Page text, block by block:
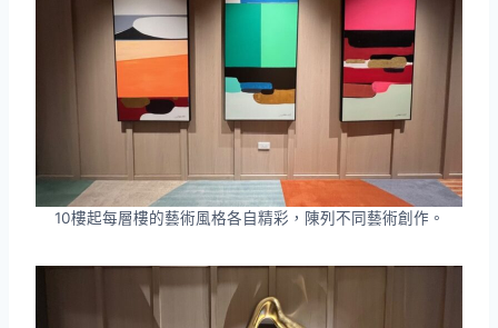
10樓起每層樓的藝術風格各自精彩，陳列不同藝術創作。